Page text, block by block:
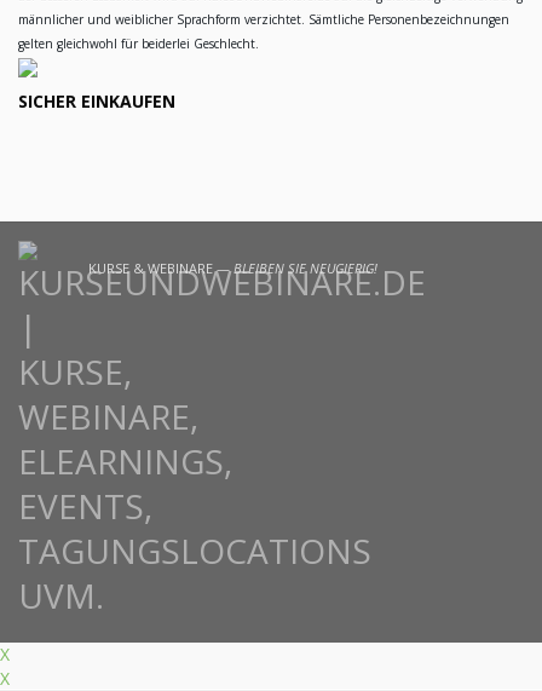
männlicher und weiblicher Sprachform verzichtet. Sämtliche Personenbezeichnungen
gelten gleichwohl für beiderlei Geschlecht.
SICHER EINKAUFEN
KURSE & WEBINARE —BLEIBEN SIE NEUGIERIG!
X
X